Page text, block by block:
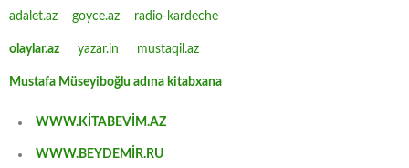
adalet.az goyce.az radio-kardeche
olaylar.az yazar.in mustaqil.az
Mustafa Müseyiboğlu adına kitabxana
WWW.KİTABEVİM.AZ
WWW.BEYDEMİR.RU